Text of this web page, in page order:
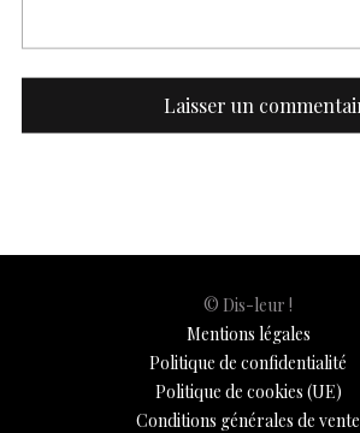
© Dis-leur !
Mentions légales
Politique de confidentialité
Politique de cookies (UE)
Conditions générales de vente